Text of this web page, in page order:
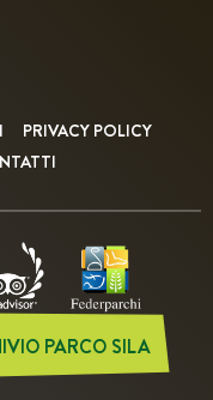
PRIVACY POLICY
PARCO SILA